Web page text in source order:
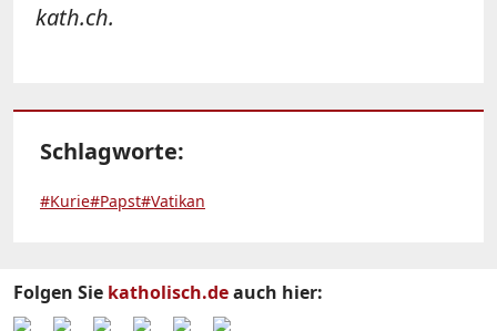
kath.ch.
Schlagworte:
#Kurie#Papst#Vatikan
Folgen Sie katholisch.deauch hier: